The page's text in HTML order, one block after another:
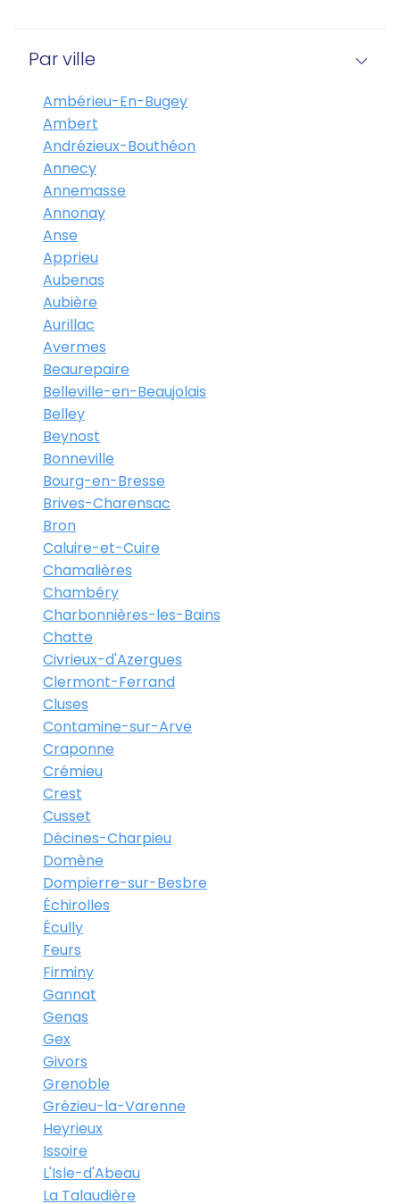
Par ville
Ambérieu-En-Bugey
Ambert
Andrézieux-Bouthéon
Annecy
Annemasse
Annonay
Anse
Apprieu
Aubenas
Aubière
Aurillac
Avermes
Beaurepaire
Belleville-en-Beaujolais
Belley
Beynost
Bonneville
Bourg-en-Bresse
Brives-Charensac
Bron
Caluire-et-Cuire
Chamalières
Chambéry
Charbonnières-les-Bains
Chatte
Civrieux-d'Azergues
Clermont-Ferrand
Cluses
Contamine-sur-Arve
Craponne
Crémieu
Crest
Cusset
Décines-Charpieu
Domène
Dompierre-sur-Besbre
Échirolles
Écully
Feurs
Firminy
Gannat
Genas
Gex
Givors
Grenoble
Grézieu-la-Varenne
Heyrieux
Issoire
L'Isle-d'Abeau
La Talaudière